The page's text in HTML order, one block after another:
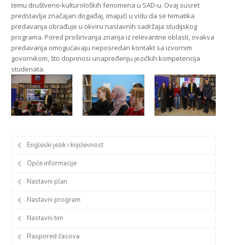
temu društveno-kulturoloških fenomena u SAD-u. Ovaj susret
predstavlja značajan događaj, imajući u vidu da se tematika
predavanja obrađuje u okviru nastavnih sadržaja studijskog
programa. Pored proširivanja znanja iz relevantne oblasti, ovakva
predavanja omogućavaju neposredan kontakt sa izvornim
govornikom, što doprinosi unapređenju jezičkih kompetencija
studenata.
Engleski jezik i književnost
Opće informacije
Nastavni plan
Nastavni program
Nastavni tim
Raspored časova